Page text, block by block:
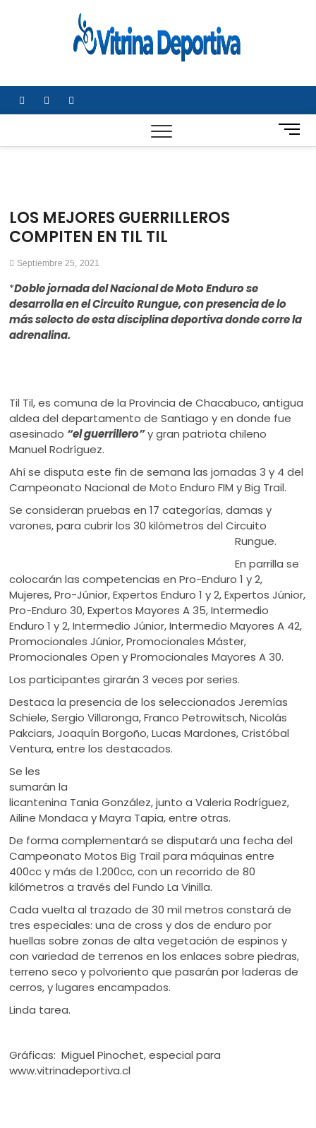
facebooktwitterinstagram
B
o
LOS MEJORES GUERRILLEROS
COMPITEN EN TIL TIL
Septiembre 25, 2021
*Doble jornada del Nacional de Moto Enduro se
desarrolla en el Circuito Rungue, con presencia de lo
más selecto de esta disciplina deportiva donde corre la
adrenalina.
Til Til, es comuna de la Provincia de Chacabuco, antigua
aldea del departamento de Santiago y en donde fue
asesinado “el guerrillero”y gran patriota chileno
Manuel Rodríguez.
Ahí se disputa este fin de semana las jornadas 3 y 4 del
Campeonato Nacional de Moto Enduro FIM y Big Trail.
Se consideran pruebas en 17 categorías, damas y
varones, para cubrir los 30 kilómetros del Circuito
Rungue.
En parrilla se
colocarán las competencias en Pro-Enduro 1 y 2,
Mujeres, Pro-Júnior, Expertos Enduro 1 y 2, Expertos Júnior,
Pro-Enduro 30, Expertos Mayores A 35, Intermedio
Enduro 1 y 2, Intermedio Júnior, Intermedio Mayores A 42,
Promocionales Júnior, Promocionales Máster,
Promocionales Open y Promocionales Mayores A 30.
Los participantes girarán 3 veces por series.
Destaca la presencia de los seleccionados Jeremías
Schiele, Sergio Villaronga, Franco Petrowitsch, Nicolás
Pakciars, Joaquín Borgoño, Lucas Mardones, Cristóbal
Ventura, entre los destacados.
Se les
sumarán la
licantenina Tania González, junto a Valeria Rodríguez,
Ailine Mondaca y Mayra Tapia, entre otras.
De forma complementará se disputará una fecha del
Campeonato Motos Big Trail para máquinas entre
400cc y más de 1.200cc, con un recorrido de 80
kilómetros a través del Fundo La Vinilla.
Cada vuelta al trazado de 30 mil metros constará de
tres especiales: una de cross y dos de enduro por
huellas sobre zonas de alta vegetación de espinos y
con variedad de terrenos en los enlaces sobre piedras,
terreno seco y polvoriento que pasarán por laderas de
cerros, y lugares encampados.
Linda tarea.
Gráficas: Miguel Pinochet, especial para
www.vitrinadeportiva.cl